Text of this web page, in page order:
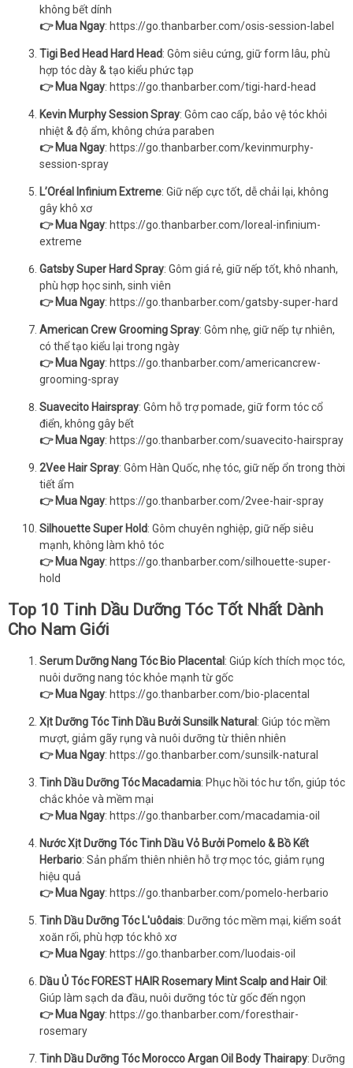
không bết dính
👉 Mua Ngay: https://go.thanbarber.com/osis-session-label
Tigi Bed Head Hard Head: Gôm siêu cứng, giữ form lâu, phù
hợp tóc dày & tạo kiểu phức tạp
👉 Mua Ngay: https://go.thanbarber.com/tigi-hard-head
Kevin Murphy Session Spray: Gôm cao cấp, bảo vệ tóc khỏi
nhiệt & độ ẩm, không chứa paraben
👉 Mua Ngay: https://go.thanbarber.com/kevinmurphy-
session-spray
L’Oréal Infinium Extreme: Giữ nếp cực tốt, dễ chải lại, không
gây khô xơ
👉 Mua Ngay: https://go.thanbarber.com/loreal-infinium-
extreme
Gatsby Super Hard Spray: Gôm giá rẻ, giữ nếp tốt, khô nhanh,
phù hợp học sinh, sinh viên
👉 Mua Ngay: https://go.thanbarber.com/gatsby-super-hard
American Crew Grooming Spray: Gôm nhẹ, giữ nếp tự nhiên,
có thể tạo kiểu lại trong ngày
👉 Mua Ngay: https://go.thanbarber.com/americancrew-
grooming-spray
Suavecito Hairspray: Gôm hỗ trợ pomade, giữ form tóc cổ
điển, không gây bết
👉 Mua Ngay: https://go.thanbarber.com/suavecito-hairspray
2Vee Hair Spray: Gôm Hàn Quốc, nhẹ tóc, giữ nếp ổn trong thời
tiết ẩm
👉 Mua Ngay: https://go.thanbarber.com/2vee-hair-spray
Silhouette Super Hold: Gôm chuyên nghiệp, giữ nếp siêu
mạnh, không làm khô tóc
👉 Mua Ngay: https://go.thanbarber.com/silhouette-super-
hold
Top 10 Tinh Dầu Dưỡng Tóc Tốt Nhất Dành
Cho Nam Giới
Serum Dưỡng Nang Tóc Bio Placental : Giúp kích thích mọc tóc,
nuôi dưỡng nang tóc khỏe mạnh từ gốc
👉 Mua Ngay: https://go.thanbarber.com/bio-placental
Xịt Dưỡng Tóc Tinh Dầu Bưởi Sunsilk Natural : Giúp tóc mềm
mượt, giảm gãy rụng và nuôi dưỡng từ thiên nhiên
👉 Mua Ngay: https://go.thanbarber.com/sunsilk-natural
Tinh Dầu Dưỡng Tóc Macadamia: Phục hồi tóc hư tổn, giúp tóc
chắc khỏe và mềm mại
👉 Mua Ngay: https://go.thanbarber.com/macadamia-oil
Nước Xịt Dưỡng Tóc Tinh Dầu Vỏ Bưởi Pomelo & Bồ Kết
Herbario: Sản phẩm thiên nhiên hỗ trợ mọc tóc, giảm rụng
hiệu quả
👉 Mua Ngay: https://go.thanbarber.com/pomelo-herbario
Tinh Dầu Dưỡng Tóc L'uôdais: Dưỡng tóc mềm mại, kiểm soát
xoăn rối, phù hợp tóc khô xơ
👉 Mua Ngay: https://go.thanbarber.com/luodais-oil
Dầu Ủ Tóc FOREST HAIR Rosemary Mint Scalp and Hair Oil :
Giúp làm sạch da đầu, nuôi dưỡng tóc từ gốc đến ngọn
👉 Mua Ngay: https://go.thanbarber.com/foresthair-
rosemary
Tinh Dầu Dưỡng Tóc Morocco Argan Oil Body Thairapy: Dưỡng